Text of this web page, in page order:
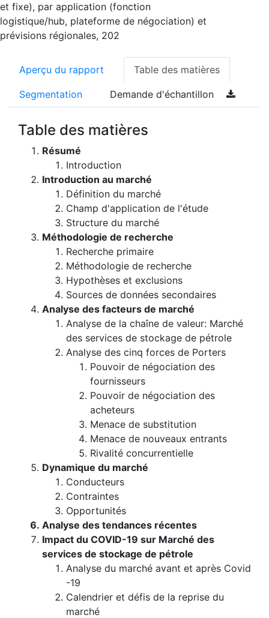
et fixe), par application (fonction
logistique/hub, plateforme de négociation) et
prévisions régionales, 202
Aperçu du rapport Table des matières
Segmentation Demande d'échantillon
Table des matières
Résumé
Introduction
Introduction au marché
Définition du marché
Champ d'application de l'étude
Structure du marché
Méthodologie de recherche
Recherche primaire
Méthodologie de recherche
Hypothèses et exclusions
Sources de données secondaires
Analyse des facteurs de marché
Analyse de la chaîne de valeur: Marché
des services de stockage de pétrole
Analyse des cinq forces de Porters
Pouvoir de négociation des
fournisseurs
Pouvoir de négociation des
acheteurs
Menace de substitution
Menace de nouveaux entrants
Rivalité concurrentielle
Dynamique du marché
Conducteurs
Contraintes
Opportunités
Analyse des tendances récentes
Impact du COVID-19 sur Marché des
services de stockage de pétrole
Analyse du marché avant et après Covid
-19
Calendrier et défis de la reprise du
marché